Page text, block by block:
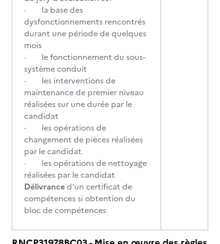
· la base des
dysfonctionnements rencontrés
durant une période de quelques
mois
· le fonctionnement du sous-
système conduit
· les interventions de
maintenance de premier niveau
réalisées sur une durée par le
candidat
· les opérations de
changement de pièces réalisées
par le candidat
· les opérations de nettoyage
réalisées par le candidat
Délivranced’un certificat de
compétences si obtention du
bloc de compétences